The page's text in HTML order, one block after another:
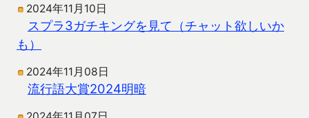
2024年11月10日
スプラ3ガチキングを見て（チャット欲しいか
も）
2024年11月08日
流行語大賞2024明暗